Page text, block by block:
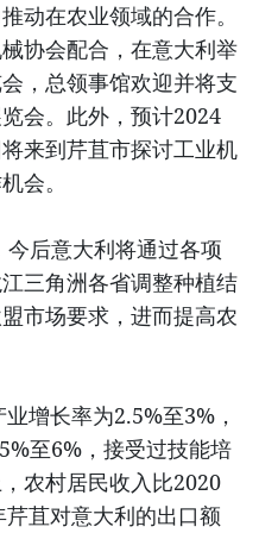
动在农业领域的合作。
协会配合，在意大利举
，总领事馆欢迎并将支
会。此外，预计2024
来到芹苴市探讨工业机
会。
今后意大利将通过各项
三角洲各省调整种植结
市场要求，进而提高农
增长率为2.5%至3%，
至6%，接受过技能培
农村居民收入比2020
苴对意大利的出口额